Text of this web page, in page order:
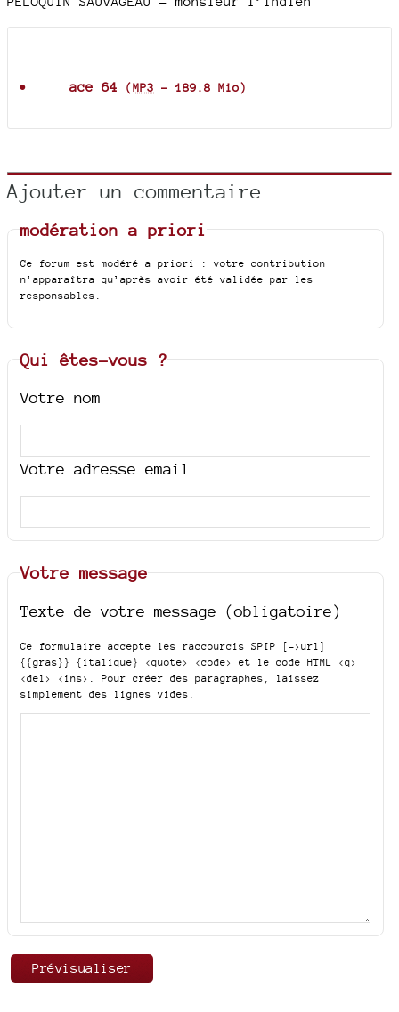
ace 64 (MP3 - 189.8 Mio)
Ajouter un commentaire
modération a priori
Ce forum est modéré a priori : votre contribution
n’apparaîtra qu’après avoir été validée par les
responsables.
Qui êtes-vous ?
Votre nom
Votre adresse email
Votre message
Texte de votre message (obligatoire)
Ce formulaire accepte les raccourcis SPIP
[->url]
{{gras}} {italique} <quote> <code>
et le code HTML <q>
<del> <ins>
. Pour créer des paragraphes, laissez
simplement des lignes vides.